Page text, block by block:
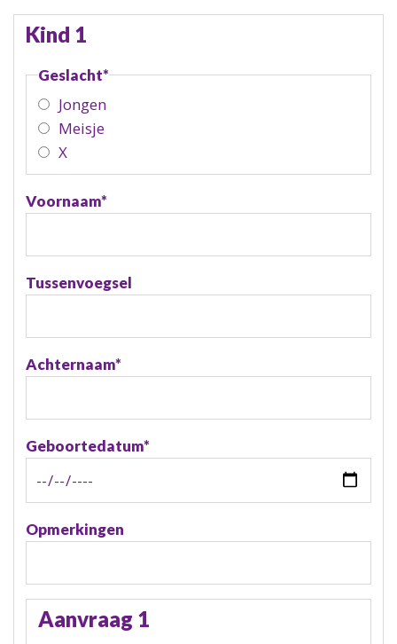
Kind 1
Geslacht*
Jongen
Meisje
X
Voornaam*
Tussenvoegsel
Achternaam*
Geboortedatum*
Opmerkingen
Aanvraag 1